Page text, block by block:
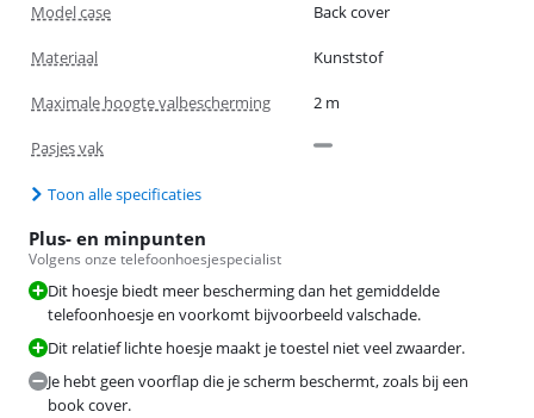
Model case Back cover
Materiaal Kunststof
Maximale hoogte valbescherming 2 m
Pasjes vak
Toon alle specificaties
Plus- en minpunten
Volgens onze telefoonhoesjespecialist
Dit hoesje biedt meer bescherming dan het gemiddelde
telefoonhoesje en voorkomt bijvoorbeeld valschade.
Dit relatief lichte hoesje maakt je toestel niet veel zwaarder.
Je hebt geen voorflap die je scherm beschermt, zoals bij een
book cover.